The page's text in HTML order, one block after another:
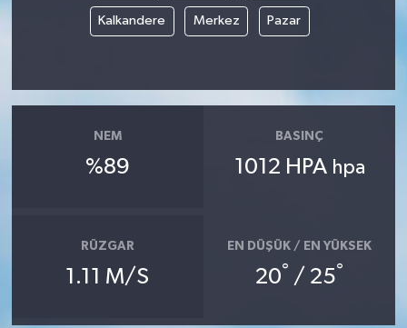
Kalkandere Merkez Pazar
NEM
%89
BASINÇ
1012 HPA hpa
RÜZGAR
1.11 M/S
EN DÜŞÜK / EN YÜKSEK
20° / 25°